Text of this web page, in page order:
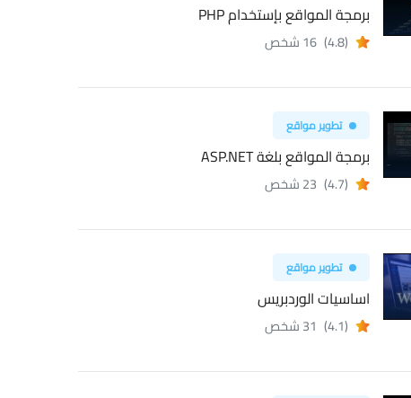
برمجة المواقع بإستخدام PHP
(4.8) 16 شخص
تطوير مواقع
برمجة المواقع بلغة ASP.NET
(4.7) 23 شخص
تطوير مواقع
اساسيات الوردبريس
(4.1) 31 شخص